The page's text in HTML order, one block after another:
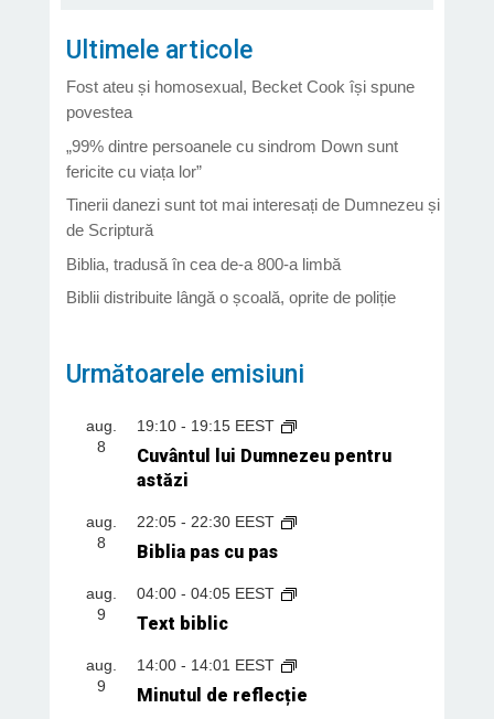
Ultimele articole
Fost ateu și homosexual, Becket Cook își spune
povestea
„99% dintre persoanele cu sindrom Down sunt
fericite cu viața lor”
Tinerii danezi sunt tot mai interesați de Dumnezeu și
de Scriptură
Biblia, tradusă în cea de-a 800-a limbă
Biblii distribuite lângă o școală, oprite de poliție
Următoarele emisiuni
aug.
8
19:10- 19:15 EEST
Cuvântul lui Dumnezeu pentru
astăzi
aug.
8
22:05- 22:30 EEST
Biblia pas cu pas
aug.
9
04:00- 04:05 EEST
Text biblic
aug.
9
14:00- 14:01 EEST
Minutul de reflecție